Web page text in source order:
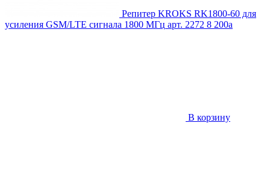
Репитер KROKS RK1800-60 для
усиления GSM/LTE сигнала 1800 МГц арт. 2272 8 200a
В корзину